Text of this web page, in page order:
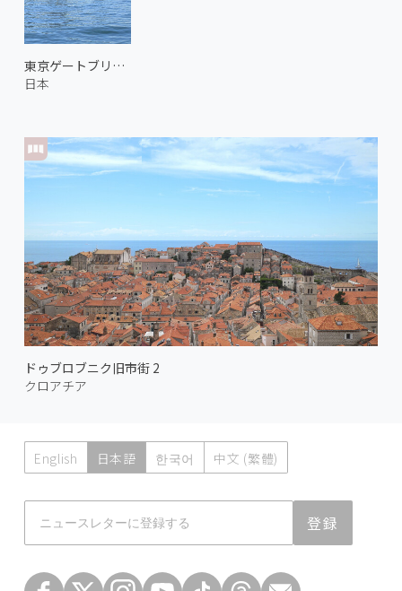
東京ゲートブリッジ
日本
ドゥブロブニク旧市街 2
クロアチア
English 日本語 한국어 中文 (繁體)
登録